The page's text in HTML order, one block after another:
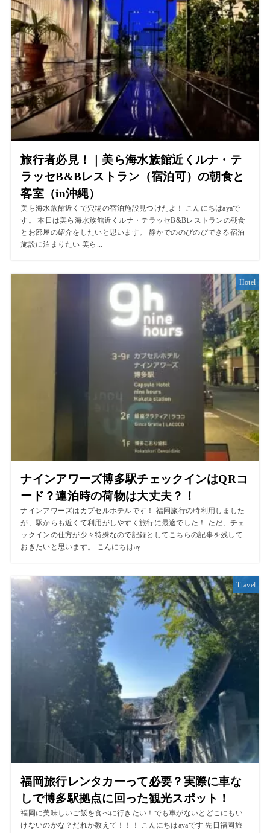
旅行者必見！｜美ら海水族館近くルナ・テ
ラッセB&Bレストラン（宿泊可）の朝食と
客室（in沖縄）
美ら海水族館近くで穴場の宿泊施設見つけたよ！ こんにちはayaで
す。 本日は美ら海水族館近くルナ・テラッセB&Bレストランの朝食
とお部屋の紹介をしたいと思います。 静かでののびのびできる宿泊
施設に泊まりたい 美ら...
Hotel
ナインアワーズ博多駅チェックインはQRコ
ード？連泊時の荷物は大丈夫？！
ナインアワーズはカプセルホテルです！ 福岡旅行の時利用しました
が、駅からも近くて利用がしやすく旅行に最適でした！ ただ、チェ
ックインの仕方が少々特殊なので記録としてこちらの記事を残して
おきたいと思います。 こんにちはay...
Travel
福岡旅行レンタカーって必要？実際に車な
しで博多駅拠点に回った観光スポット！
福岡に美味しいご飯を食べに行きたい！でも車がないとどこにもい
けないのかな？だれか教えて！！！ こんにちはayaです 先日福岡旅